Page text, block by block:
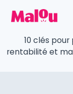
10 clés
rentabilité et